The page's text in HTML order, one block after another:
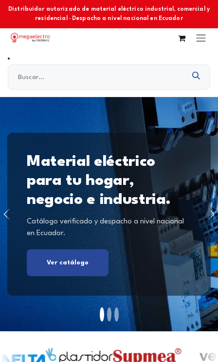
Ir al contenido
Distribuidor autorizado de material eléctrico industrial, comercial y
residencial · Despacho a nivel nacional en Ecuador
Material eléctrico
para tu hogar,
negocio e industria.
Catálogo verificado y despacho a nivel nacional
en Ecuador.
Ver catálogo